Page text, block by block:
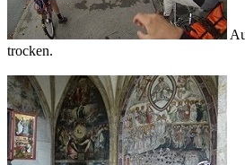
trocken.